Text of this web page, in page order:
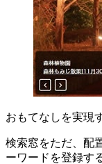
おもてなしを実現
検索窓をただ、配
ーワードを登録す